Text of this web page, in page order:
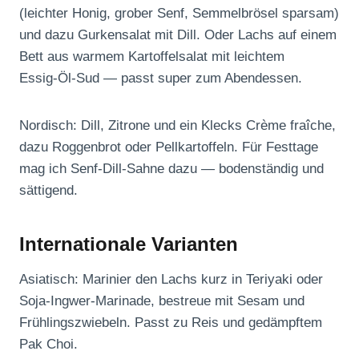
(leichter Honig, grober Senf, Semmelbrösel sparsam)
und dazu Gurkensalat mit Dill. Oder Lachs auf einem
Bett aus warmem Kartoffelsalat mit leichtem
Essig‑Öl‑Sud — passt super zum Abendessen.
Nordisch: Dill, Zitrone und ein Klecks Crème fraîche,
dazu Roggenbrot oder Pellkartoffeln. Für Festtage
mag ich Senf‑Dill‑Sahne dazu — bodenständig und
sättigend.
Internationale Varianten
Asiatisch: Marinier den Lachs kurz in Teriyaki oder
Soja‑Ingwer‑Marinade, bestreue mit Sesam und
Frühlingszwiebeln. Passt zu Reis und gedämpftem
Pak Choi.